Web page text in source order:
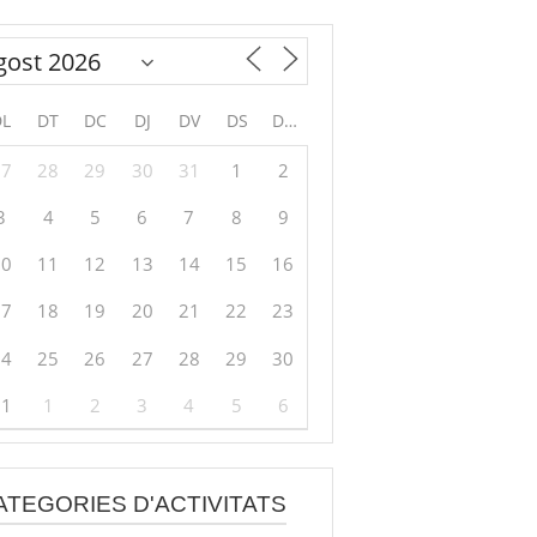
DT DC DJ DV DS DG
28 29 30 31 1
2
4 5 6 7 8
9
11 12 13 14 15
16
18 19 20 21 22
23
25 26 27 28 29
30
1 2 3 4 5 6
D'ACTIVITATS